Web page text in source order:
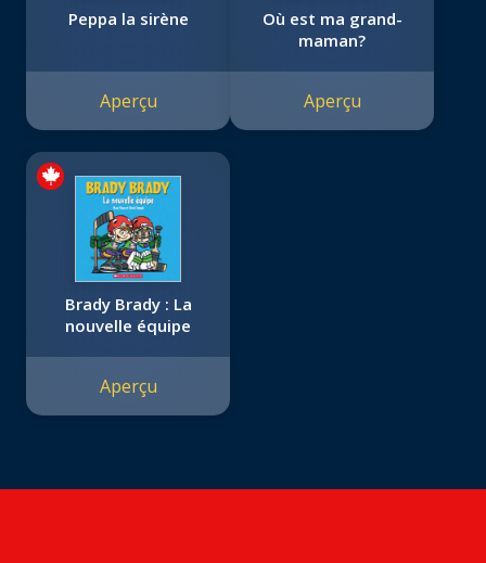
Peppa la sirène
Aperçu
Où est ma grand-
maman?
Aperçu
Brady Brady : La
nouvelle équipe
Aperçu